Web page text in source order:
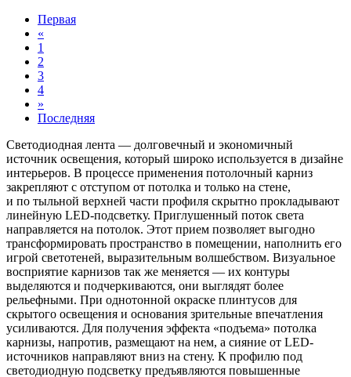
Первая
«
1
2
3
4
»
Последняя
Светодиодная лента — долговечный и экономичный
источник освещения, который широко используется в дизайне
интерьеров. В процессе применения потолочный карниз
закрепляют с отступом от потолка и только на стене,
и по тыльной верхней части профиля скрытно прокладывают
линейную LED-подсветку. Приглушенный поток света
направляется на потолок. Этот прием позволяет выгодно
трансформировать пространство в помещении, наполнить его
игрой светотеней, выразительным волшебством. Визуальное
восприятие карнизов так же меняется — их контуры
выделяются и подчеркиваются, они выглядят более
рельефными. При однотонной окраске плинтусов для
скрытого освещения и основания зрительные впечатления
усиливаются. Для получения эффекта «подъема» потолка
карнизы, напротив, размещают на нем, а сияние от LED-
источников направляют вниз на стену. К профилю под
светодиодную подсветку предъявляются повышенные